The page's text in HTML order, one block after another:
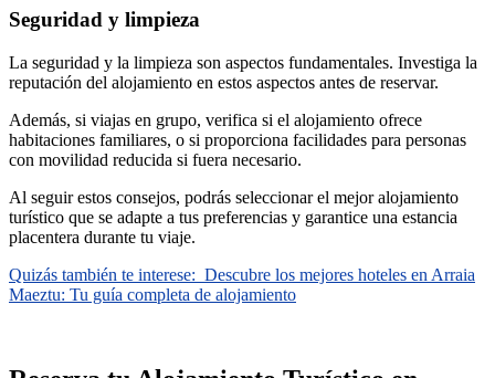
Seguridad y limpieza
La seguridad y la limpieza son aspectos fundamentales. Investiga la
reputación del alojamiento en estos aspectos antes de reservar.
Además, si viajas en grupo, verifica si el alojamiento ofrece
habitaciones familiares, o si proporciona facilidades para personas
con movilidad reducida si fuera necesario.
Al seguir estos consejos, podrás seleccionar el mejor alojamiento
turístico que se adapte a tus preferencias y garantice una estancia
placentera durante tu viaje.
Quizás también te interese: Descubre los mejores hoteles en Arraia
Maeztu: Tu guía completa de alojamiento